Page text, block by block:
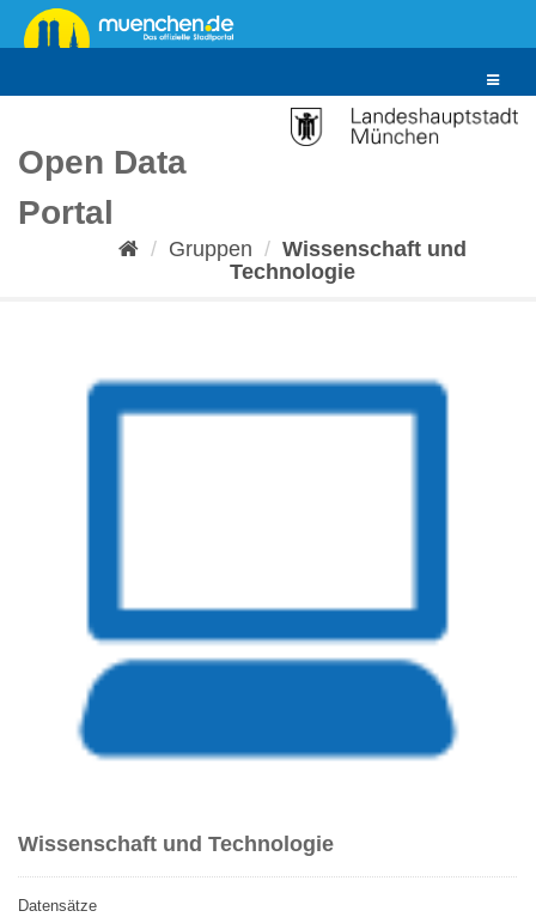
Überspringen
zum
Toggle
Open Data
Portal
Gruppen
Wissenschaft und
Technologie
Wissenschaft und Technologie
Datensätze